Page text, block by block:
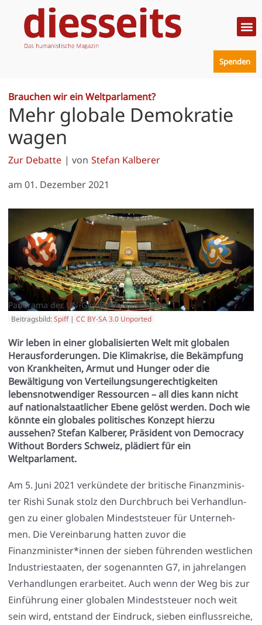
Inhalt
springen
Spenden
Brauchen wir ein Weltparlament?
Mehr globale Demokratie
wagen
Zur Debatte | von Stefan Kalberer
am 01. Dezember 2021
Panorama der UN-Generalversammlung
Beitragsbild:Spiff| CC BY-SA 3.0 Unported
Wir leben in einer globalisierten Welt mit globalen
Herausforderungen. Die Klimakrise, die Bekämpfung
von Krankheiten, Armut und Hunger oder die
Bewältigung von Verteilungsungerechtigkeiten
lebensnotwendiger Ressourcen – all dies kann nicht
auf nationalstaatlicher Ebene gelöst werden. Doch wie
könnte ein globales politisches Konzept hierzu
aussehen? Stefan Kalberer, Präsident von Democracy
Without Borders Schweiz, plädiert für ein
Weltparlament.
Am 5. Juni 2021 ver­kün­de­te der bri­ti­sche Finanz­mi­nis­
ter Rishi Sunak stolz den Durch­bruch bei Ver­hand­lun­
gen zu einer glo­ba­len Min­dest­steu­er für Unter­neh­
men. Die Ver­ein­ba­rung hat­ten zuvor die
Finanzminister*innen der sie­ben füh­ren­den west­li­chen
Indus­trie­staa­ten, der soge­nann­ten G7, in jah­re­lan­gen
Ver­hand­lun­gen erar­bei­tet. Auch wenn der Weg bis zur
Ein­füh­rung einer glo­ba­len Min­dest­steu­er noch weit
sein wird, ent­stand der Ein­druck, sie­ben ein­fluss­rei­che,